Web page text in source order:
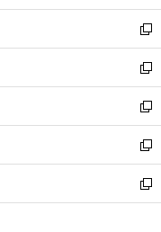
開
く
ウ
で
開
く
ン
ド
ウ
で
開
く
ウ
ィ
ン
ド
ウ
で
開
く
新
し
い
ウ
ィ
ン
ド
ウ
で
開
新
し
い
ウ
ィ
ン
ド
ウ
新
し
い
ウ
ィ
ン
新
し
い
ウ
新
し